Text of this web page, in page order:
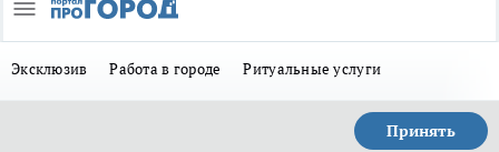
Эксклюзив Работа в городе Ритуальные услуги
Принять